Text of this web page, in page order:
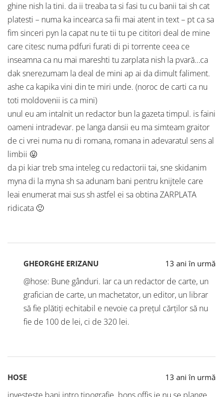
ghine nish la tini. da ii treaba ta si fasi tu cu banii tai sh cat
platesti – numa ka incearca sa fii mai atent in text – pt ca sa
fim sinceri pyn la capat nu te tii tu pe cititori deal de mine
care citesc numa pdfuri furati di pi torrente ceea ce
inseamna ca nu mai mareshti tu zarplata nish la pvară…ca
dak snerezumam la deal de mini ap ai da dimult faliment.
ashe ca kapika vini din te miri unde. (noroc de carti ca nu
toti moldovenii is ca mini)
unul eu am intalnit un redactor bun la gazeta timpul. is faini
oameni intradevar. pe langa dansii eu ma simteam graitor
de ci vrei numa nu di romana, romana in adevaratul sens al
limbii 😛
da pi kiar treb sma inteleg cu redactorii tai, sne skidanim
myna di la myna sh sa adunam bani pentru knijtele care
leai enumerat mai sus sh astfel ei sa obtina ZARPLATA
ridicata 🙂
GHEORGHE ERIZANU 13 ani în urmă
@hose: Bune gânduri. Iar ca un redactor de carte, un
grafician de carte, un machetator, un editor, un librar
să fie plătiți echitabil e nevoie ca prețul cărților să nu
fie de 100 de lei, ci de 320 lei.
HOSE 13 ani în urmă